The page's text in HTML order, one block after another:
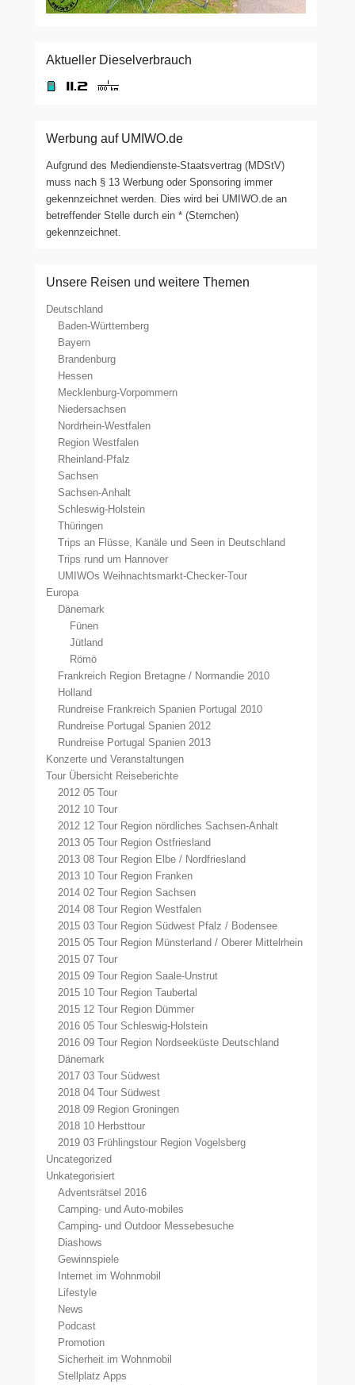
Aktueller Dieselverbrauch
Werbung auf UMIWO.de
Aufgrund des Mediendienste-Staatsvertrag (MDStV)
muss nach § 13 Werbung oder Sponsoring immer
gekennzeichnet werden. Dies wird bei UMIWO.de an
betreffender Stelle durch ein * (Sternchen)
gekennzeichnet.
Unsere Reisen und weitere Themen
Deutschland
Baden-Württemberg
Bayern
Brandenburg
Hessen
Mecklenburg-Vorpommern
Niedersachsen
Nordrhein-Westfalen
Region Westfalen
Rheinland-Pfalz
Sachsen
Sachsen-Anhalt
Schleswig-Holstein
Thüringen
Trips an Flüsse, Kanäle und Seen in Deutschland
Trips rund um Hannover
UMIWOs Weihnachtsmarkt-Checker-Tour
Europa
Dänemark
Fünen
Jütland
Römö
Frankreich Region Bretagne / Normandie 2010
Holland
Rundreise Frankreich Spanien Portugal 2010
Rundreise Portugal Spanien 2012
Rundreise Portugal Spanien 2013
Konzerte und Veranstaltungen
Tour Übersicht Reiseberichte
2012 05 Tour
2012 10 Tour
2012 12 Tour Region nördliches Sachsen-Anhalt
2013 05 Tour Region Ostfriesland
2013 08 Tour Region Elbe / Nordfriesland
2013 10 Tour Region Franken
2014 02 Tour Region Sachsen
2014 08 Tour Region Westfalen
2015 03 Tour Region Südwest Pfalz / Bodensee
2015 05 Tour Region Münsterland / Oberer Mittelrhein
2015 07 Tour
2015 09 Tour Region Saale-Unstrut
2015 10 Tour Region Taubertal
2015 12 Tour Region Dümmer
2016 05 Tour Schleswig-Holstein
2016 09 Tour Region Nordseeküste Deutschland
Dänemark
2017 03 Tour Südwest
2018 04 Tour Südwest
2018 09 Region Groningen
2018 10 Herbsttour
2019 03 Frühlingstour Region Vogelsberg
Uncategorized
Unkategorisiert
Adventsrätsel 2016
Camping- und Auto-mobiles
Camping- und Outdoor Messebesuche
Diashows
Gewinnspiele
Internet im Wohnmobil
Lifestyle
News
Podcast
Promotion
Sicherheit im Wohnmobil
Stellplatz Apps